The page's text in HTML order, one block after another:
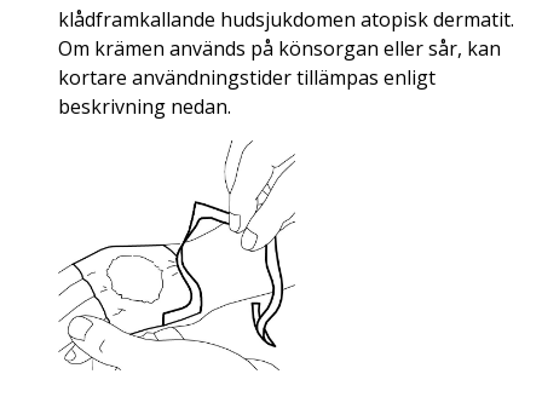
klådframkallande hudsjukdomen atopisk dermatit.
Om krämen används på könsorgan eller sår, kan
kortare användningstider tillämpas enligt
beskrivning nedan.